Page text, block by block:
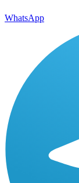
WhatsApp